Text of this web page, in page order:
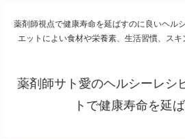
薬剤師視点で健康寿命を延ばすのに良いヘル
エットによい食材や栄養素、生活習慣、ス
薬剤師サト愛のヘルシーレシ
トで健康寿命を延